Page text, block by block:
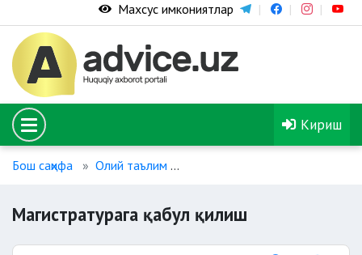
Махсус имкониятлар
Кириш
Бош саҳифа Олий таълим
Магистратурага қабул қилиш